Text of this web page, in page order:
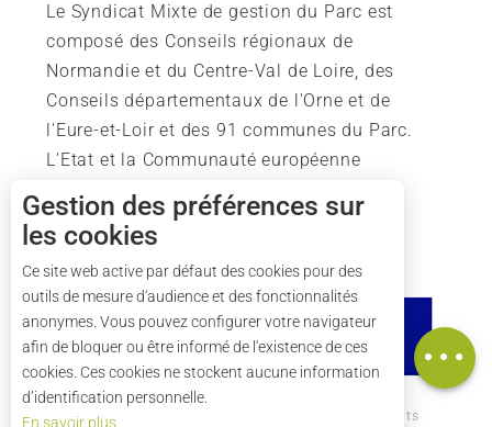
Ouvertures
Carte
Le Syndicat Mixte de gestion du Parc est
composé des Conseils régionaux de
Normandie et du Centre-Val de Loire, des
Conseils départementaux de l'Orne et de
l'Eure-et-Loir et des 91 communes du Parc.
L'Etat et la Communauté européenne
soutiennent également l'action du Parc.
Comment venir ? Crédits
Gestion des préférences sur
les cookies
Ce site web active par défaut des cookies pour des
outils de mesure d'audience et des fonctionnalités
anonymes. Vous pouvez configurer votre navigateur
afin de bloquer ou être informé de l'existence de ces
cookies. Ces cookies ne stockent aucune information
d’identification personnelle.
En savoir plus